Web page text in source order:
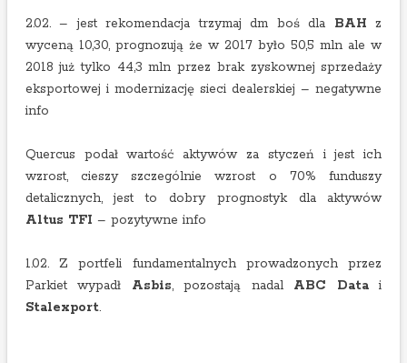
2.02. – jest rekomendacja trzymaj dm boś dla BAHz
wyceną 10,30, prognozują że w 2017 było 50,5 mln ale w
2018 już tylko 44,3 mln przez brak zyskownej sprzedaży
eksportowej i modernizację sieci dealerskiej – negatywne
info
Quercus podał wartość aktywów za styczeń i jest ich
wzrost, cieszy szczególnie wzrost o 70% funduszy
detalicznych, jest to dobry prognostyk dla aktywów
Altus TFI – pozytywne info
1.02. Z portfeli fundamentalnych prowadzonych przez
Parkiet wypadł Asbis, pozostają nadal ABC Datai
Stalexport.